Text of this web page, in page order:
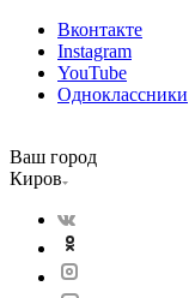
Вконтакте
Instagram
YouTube
Одноклассники
Ваш город
Киров